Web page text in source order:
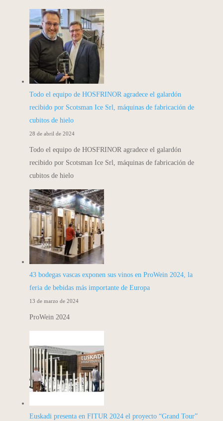
Todo el equipo de HOSFRINOR agradece el galardón
recibido por Scotsman Ice Srl, máquinas de fabricación de
cubitos de hielo
28 de abril de 2024
Todo el equipo de HOSFRINOR agradece el galardón
recibido por Scotsman Ice Srl, máquinas de fabricación de
cubitos de hielo
43 bodegas vascas exponen sus vinos en ProWein 2024, la
feria de bebidas más importante de Europa
13 de marzo de 2024
ProWein 2024
Euskadi presenta en FITUR 2024 el proyecto “Grand Tour”